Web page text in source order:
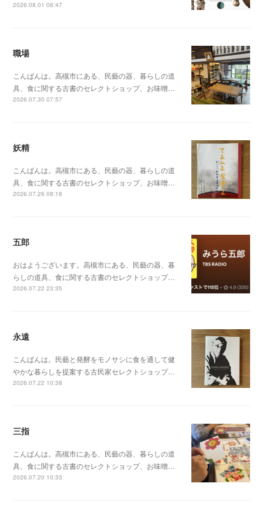
2026.08.01 06:47
職場
こんばんは。高槻市にある、民藝の器、暮らしの道
具、食に関する古書のセレクトショップ、お味噌…
2026.07.30 07:57
妖精
こんばんは。高槻市にある、民藝の器、暮らしの道
具、食に関する古書のセレクトショップ、お味噌…
2026.07.26 08:18
五郎
おはようございます。高槻市にある、民藝の器、暮
らしの道具、食に関する古書のセレクトショップ…
2026.07.22 23:35
永遠
こんばんは。民藝と発酵をモノサシに食を通して健
やかな暮らしを提案する古民家セレクトショップ…
2026.07.22 10:38
三指
こんばんは。高槻市にある、民藝の器、暮らしの道
具、食に関する古書のセレクトショップ、お味噌…
2026.07.20 10:33